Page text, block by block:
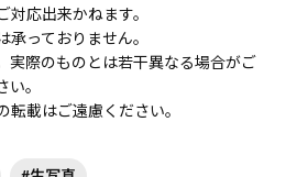
応出来かねます。
っておりません。
実際のものとは若干異なる場合がご
。
載はご遠慮ください。